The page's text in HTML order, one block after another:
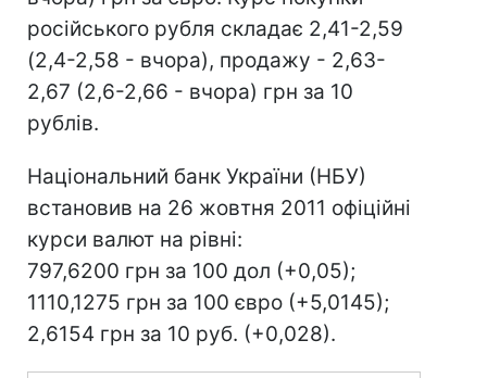
російського рубля складає 2,41-2,59
(2,4-2,58 - вчора), продажу - 2,63-
2,67 (2,6-2,66 - вчора) грн за 10
рублів.
Національний банк України (НБУ)
встановив на 26 жовтня 2011 офіційні
курси валют на рівні:
797,6200 грн за 100 дол (+0,05);
1110,1275 грн за 100 євро (+5,0145);
2,6154 грн за 10 руб. (+0,028).